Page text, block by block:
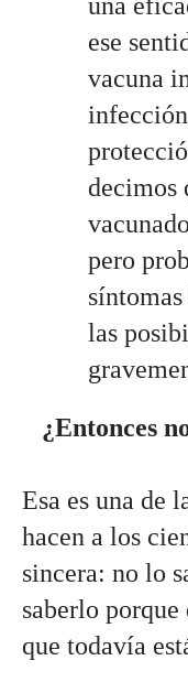
ese
vacuna
decimos
pero
las
¿Entonces
Esa es una de
hacen a los
sincera: no lo
saberlo porque
que todavía